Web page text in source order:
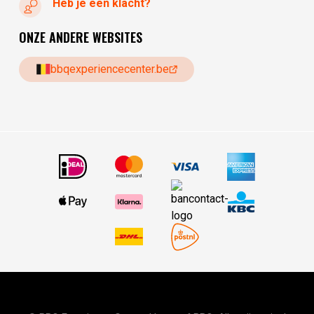
Heb je een klacht?
ONZE ANDERE WEBSITES
bbqexperiencecenter.be